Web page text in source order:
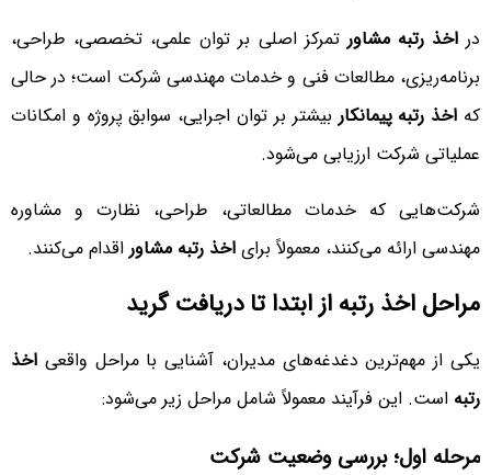
دراخذ رتبه مشاورتمرکز اصلی بر توان علمی، تخصصی، طراحی،
برنامه‌ریزی، مطالعات فنی و خدمات مهندسی شرکت است؛ در حالی
که اخذ رتبه پیمانکاربیشتر بر توان اجرایی، سوابق پروژه و امکانات
عملیاتی شرکت ارزیابی می‌شود.
شرکت‌هایی که خدمات مطالعاتی، طراحی، نظارت و مشاوره
مهندسی ارائه می‌کنند، معمولاً برای اخذ رتبه مشاوراقدام می‌کنند.
مراحل اخذ رتبه از ابتدا تا دریافت گرید
یکی از مهم‌ترین دغدغه‌های مدیران، آشنایی با مراحل واقعی اخذ
رتبه است. این فرآیند معمولاً شامل مراحل زیر می‌شود:
مرحله اول؛ بررسی وضعیت شرکت